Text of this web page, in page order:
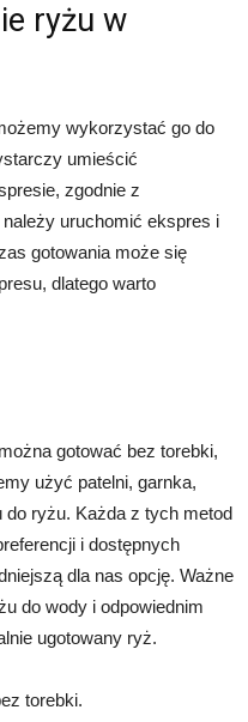
ryżu w
wykorzystać go do
umieścić
zgodnie z
uruchomić ekspres i
gotowania może się
dlatego warto
gotować bez torebki,
użyć patelni, garnka,
do ryżu. Każda z tych metod
i dostępnych
dla nas opcję. Ważne
do wody i odpowiednim
ugotowany ryż.
torebki.